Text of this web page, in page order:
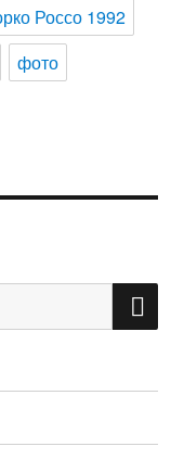
Россо 1992
фото